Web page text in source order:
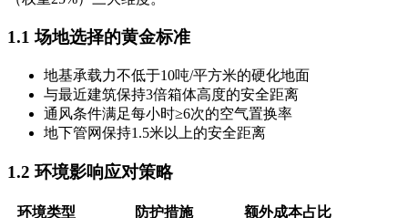
1.1 场地选择的黄金标准
地基承载力不低于10吨/平方米的硬化地面
与最近建筑保持3倍箱体高度的安全距离
通风条件满足每小时≥6次的空气置换率
地下管网保持1.5米以上的安全距离
1.2 环境影响应对策略
环境类型 防护措施
额外成本占比